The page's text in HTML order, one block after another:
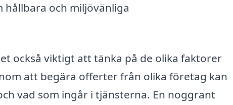
och miljövänliga
också viktigt att tänka på de olika faktorer
att begära offerter från olika företag kan
vad som ingår i tjänsterna. En noggrant